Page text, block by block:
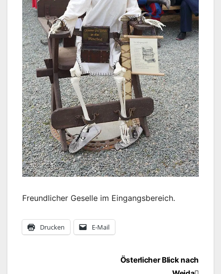
Freundlicher Geselle im Eingangsbereich.
Drucken E-Mail
BeitragsnavigationÖsterlicher Blick nach